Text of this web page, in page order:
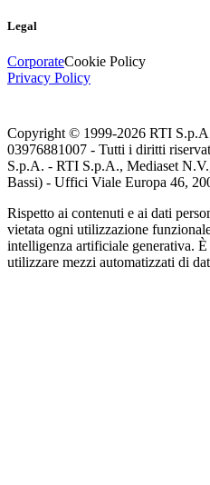
Legal
CorporateCookie Policy
Privacy Policy
Copyright © 1999-2026 RTI
03976881007 - Tutti i diritti
S.p.A. - RTI S.p.A., Mediaset
Bassi) - Uffici Viale Europa 46,
Rispetto ai contenuti e ai dati
vietata ogni utilizzazione
intelligenza artificiale generativa.
utilizzare mezzi automatizzati di